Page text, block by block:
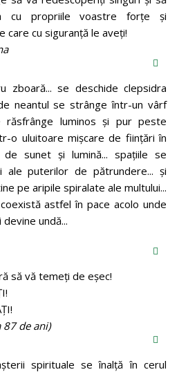
cu propriile voastre forțe și
care cu siguranță le aveți!
zboară... se deschide clepsidra
neantul se strânge într-un vârf
luminos și pur peste
o uluitoare mișcare de ființări în
sunet și lumină... spațiile se
ale puterilor de pătrundere... și
pe aripile spiralate ale multului...
astfel în pace acolo unde
undă...
să vă temeţi de eşec!
87 de ani)
spirituale se înalţă în cerul